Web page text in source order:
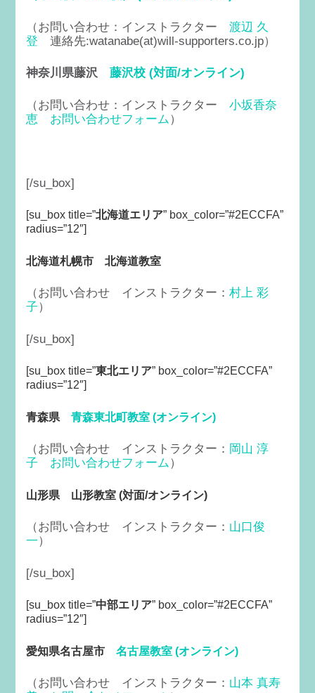
（お問い合わせ：インストラクター渡辺 久
登 連絡先:watanabe(at)will-supporters.co.jp）
神奈川県藤沢藤沢校 (対面/オンライン)
（お問い合わせ：インストラクター小坂香奈
恵
お問い合わせフォーム ）
[/su_box]
[su_box title=”北海道エリア” box_color=”#2ECCFA”
radius=”12″]
北海道札幌市 北海道教室
（お問い合わせ インストラクター：村上 彩
子）
[/su_box]
[su_box title=”東北エリア” box_color=”#2ECCFA”
radius=”12″]
青森県青森東北町教室 (オンライン)
（お問い合わせ インストラクター： 岡山 淳
子
お問い合わせフォーム）
山形県 山形教室 (対面/オンライン)
（お問い合わせ インストラクター： 山口俊
一）
[/su_box]
[su_box title=”中部エリア” box_color=”#2ECCFA”
radius=”12″]
愛知県名古屋市名古屋教室 (オンライン)
（お問い合わせ インストラクター： 山本 真寿